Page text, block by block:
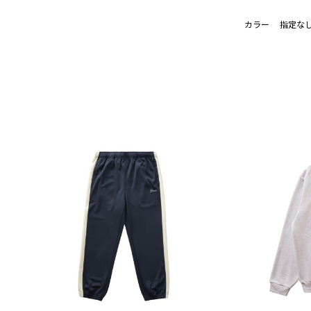
カラー 指定な